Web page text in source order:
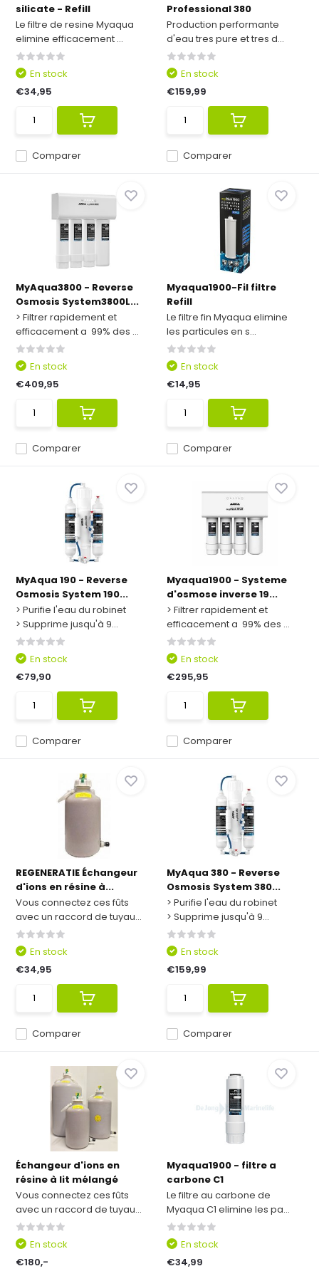
silicate - Refill
Le filtre de resine Myaqua
elimine efficacement ...
Comparer
En stock
€34,95
Professional 380
Production performante
d'eau tres pure et tres d...
Comparer
En stock
€159,99
MyAqua3800 - Reverse
Osmosis System3800L...
> Filtrer rapidement et
efficacement a 99% des ...
Comparer
En stock
€409,95
Myaqua1900-Fil filtre
Refill
Le filtre fin Myaqua elimine
les particules en s...
Comparer
En stock
€14,95
MyAqua 190 - Reverse
Osmosis System 190...
> Purifie l'eau du robinet
> Supprime jusqu'à 9...
Comparer
En stock
€79,90
Myaqua1900 - Systeme
d'osmose inverse 19...
> Filtrer rapidement et
efficacement a 99% des ...
Comparer
En stock
€295,95
REGENERATIE Échangeur
d'ions en résine à...
Vous connectez ces fûts
avec un raccord de tuyau...
Comparer
En stock
€34,95
MyAqua 380 - Reverse
Osmosis System 380...
> Purifie l'eau du robinet
> Supprime jusqu'à 9...
Comparer
En stock
€159,99
Échangeur d'ions en
résine à lit mélangé
Vous connectez ces fûts
avec un raccord de tuyau...
En stock
€180,-
Myaqua1900 - filtre a
carbone C1
Le filtre au carbone de
Myaqua C1 elimine les pa...
En stock
€34,99